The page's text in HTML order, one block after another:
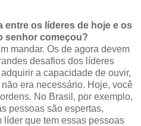
entre os líderes de hoje e os
senhor começou?
mandar. Os de agora devem
desafios dos líderes
a capacidade de ouvir,
era necessário. Hoje, você
No Brasil, por exemplo,
pessoas são espertas,
líder que tem essas pessoas